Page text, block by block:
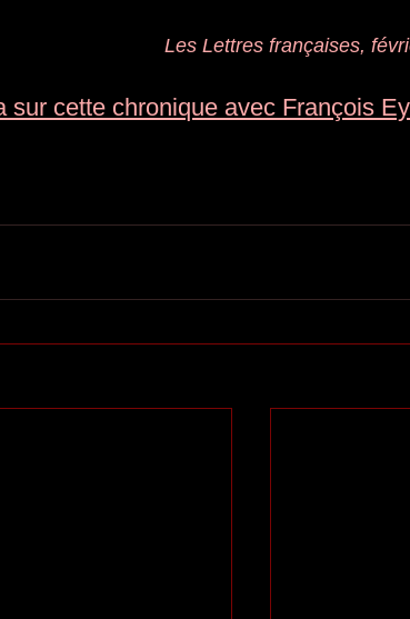
Les Lettres françaises,
sur cette chronique avec François